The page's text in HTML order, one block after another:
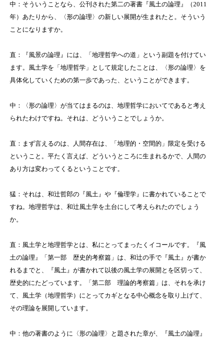
中：そういうことなら、公刊された第二の著書『風土の論理』（2011
年）あたりから、〈形の論理〉の新しい展開が生まれたと。そういう
ことになりますか。
直：『風景の論理』には、「地理哲学への道」という副題を付けてい
ます。風土学を「地理哲学」として規定したことは、〈形の論理〉を
具体化していくための第一歩であった、ということができます。
中：〈形の論理〉が当てはまるのは、地理哲学においてであると考え
られたわけですね。それは、どういうことでしょうか。
直：まず言えるのは、人間存在は、「地理的・空間的」限定を受ける
ということ。平たく言えば、どういうところに生まれるかで、人間の
あり方は変わってくるということです。
猛：それは、和辻哲郎の『風土』や『倫理学』に書かれていることで
すね。地理哲学は、和辻風土学を土台にして考えられたのでしょう
か。
直：風土学と地理哲学とは、私にとってまったくイコールです。『風
土の論理』「第一部 歴史的考察篇」は、和辻の手で『風土』が書か
れるまでと、『風土』が書かれて以後の風土学の展開とを区切って、
歴史的にたどっています。「第二部 理論的考察篇」は、それを承け
て、風土学（地理哲学）にとってカギとなる中心概念を取り上げて、
その理論を展開しています。
中：他の著書のように〈形の論理〉と題された章が、『風土の論理』